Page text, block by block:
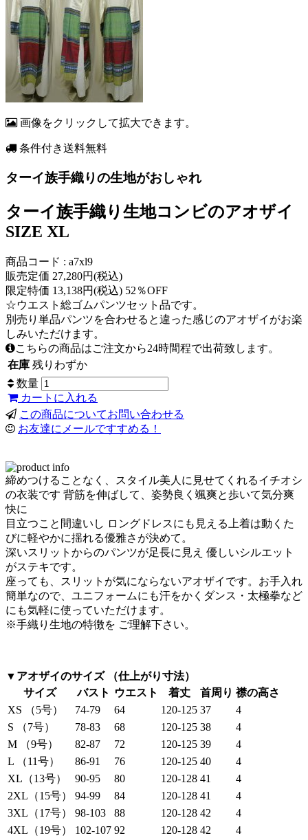
画像をクリックして拡大できます。
条件付き送料無料
ターイ族手織りの生地がおしゃれ
ターイ族手織り生地コンビのアオザイ
SIZE XL
商品コード : a7xl9
販売定価 27,280円(税込)
限定特価 13,138円(税込) 52％OFF
☆ウエスト総ゴムパンツセット品です。
別売り単品パンツを合わせると違った感じのアオザイがお楽
しみいただけます。
こちらの商品はご注文から24時間程で出荷致します。
在庫 残りわずか
数量
カートに入れる
この商品についてお問い合わせる
お友達にメールですすめる！
締めつけることなく、スタイル美人に見せてくれるイチオシ
の衣装です 背筋を伸ばして、姿勢良く颯爽と歩いて気分爽
快に
目立つこと間違いし ロングドレスにも見える上着は動くた
びに軽やかに揺れる優雅さが決めて。
深いスリットからのパンツが足長に見え 優しいシルエット
がステキです。
座っても、スリットが気にならないアオザイです。お手入れ
簡単なので、ユニフォームにも汗をかくダンス・太極拳など
にも気軽に使っていただけます。
※手織り生地の特徴を ご理解下さい。
▼アオザイのサイズ （仕上がり寸法）
サイズ
バスト ウエスト 着丈 首周り 襟の高さ
XS （5号）
74-79 64 120-125 37
4
S （7号）
78-83 68 120-125 38
4
M （9号）
82-87 72 120-125 39
4
L （11号）
86-91 76 120-125 40
4
XL（13号）
90-95 80 120-128 41
4
2XL（15号）
94-99 84 120-128 41
4
3XL（17号）
98-103 88 120-128 42
4
4XL（19号）
102-107 92 120-128 42
4